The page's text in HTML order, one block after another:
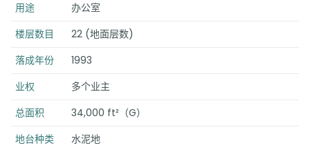
用途
办公室
楼层数目
22 (地面层数)
落成年份
1993
业权
多个业主
总面积
34,000 ft²（G）
地台种类
水泥地